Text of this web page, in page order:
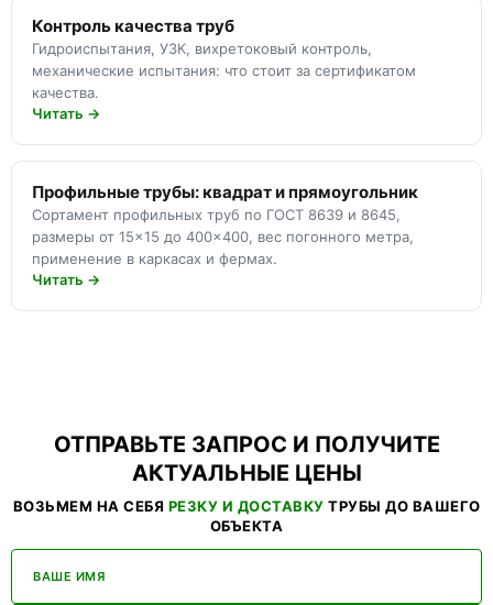
Контроль качества труб
Гидроиспытания, УЗК, вихретоковый контроль,
механические испытания: что стоит за сертификатом
качества.
Читать →
Профильные трубы: квадрат и прямоугольник
Сортамент профильных труб по ГОСТ 8639 и 8645,
размеры от 15×15 до 400×400, вес погонного метра,
применение в каркасах и фермах.
Читать →
ОТПРАВЬТЕ ЗАПРОС И ПОЛУЧИТЕ
АКТУАЛЬНЫЕ ЦЕНЫ
ВОЗЬМЕМ НА СЕБЯ РЕЗКУ И ДОСТАВКУ ТРУБЫ ДО ВАШЕГО
ОБЪЕКТА
ВАШЕ ИМЯ